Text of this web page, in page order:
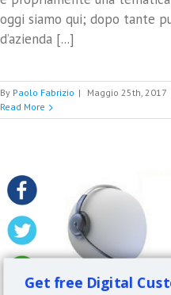
oggi siamo qui; dopo tante
d’azienda [...]
By Paolo Fabrizio | Maggio 25th, 2017
Read More
Get free Digital